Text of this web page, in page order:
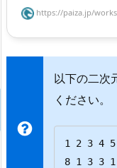
https://paiza.jp/
以下の二次
ください。
1 2 3 4
8 1 3 3